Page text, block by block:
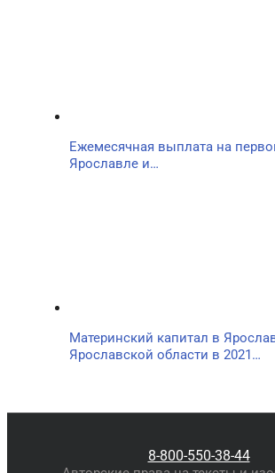
Ежемесячная выплата на
Ярославле и…
Материнский капитал в
Ярославской области в 2021…
8-800-550-38-44